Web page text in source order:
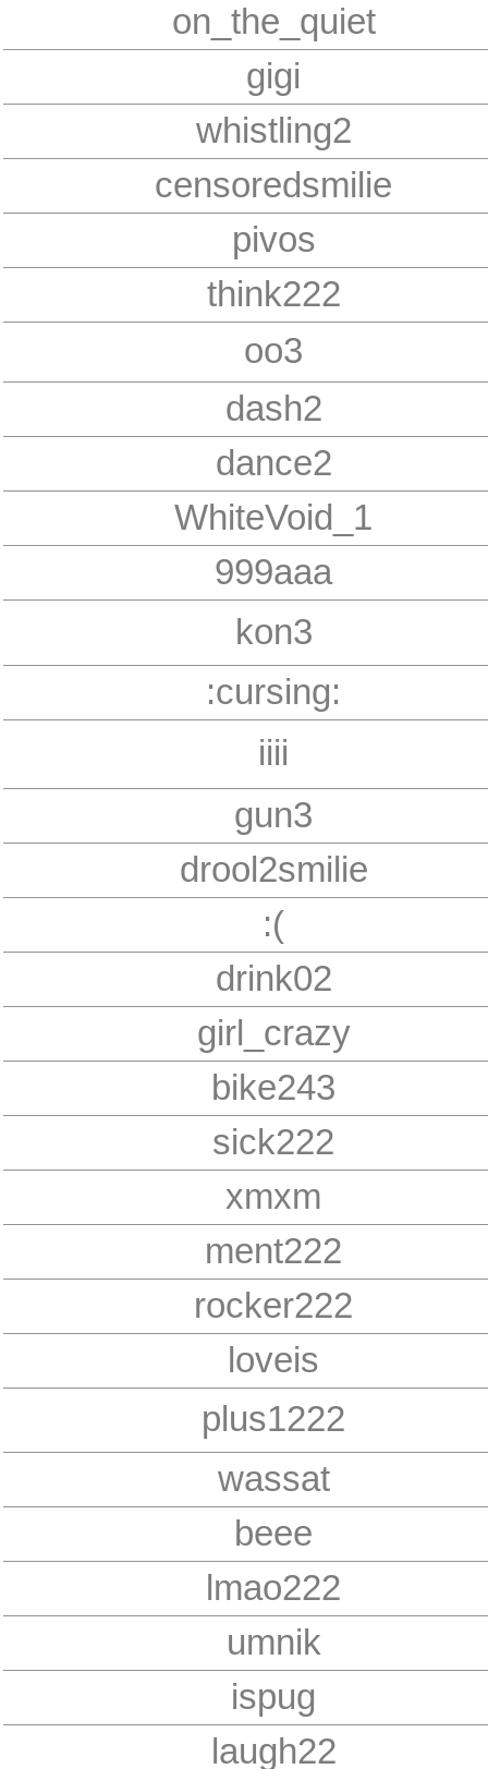
on_the_quiet
gigi
whistling2
censoredsmilie
pivos
think222
oo3
dash2
dance2
WhiteVoid_1
999aaa
kon3
:cursing:
iiii
gun3
drool2smilie
:(
drink02
girl_crazy
bike243
sick222
xmxm
ment222
rocker222
loveis
plus1222
wassat
beee
lmao222
umnik
ispug
laugh22